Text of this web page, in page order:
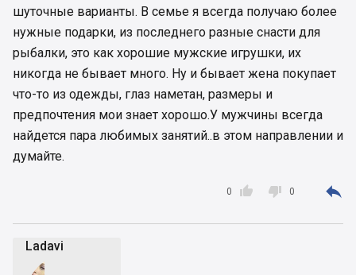
шуточные варианты. В семье я всегда получаю более
нужные подарки, из последнего разные снасти для
рыбалки, это как хорошие мужские игрушки, их
никогда не бывает много. Ну и бывает жена покупает
что-то из одежды, глаз наметан, размеры и
предпочтения мои знает хорошо.У мужчины всегда
найдется пара любимых занятий..в этом направлении и
думайте.

0  0 
Ladavi